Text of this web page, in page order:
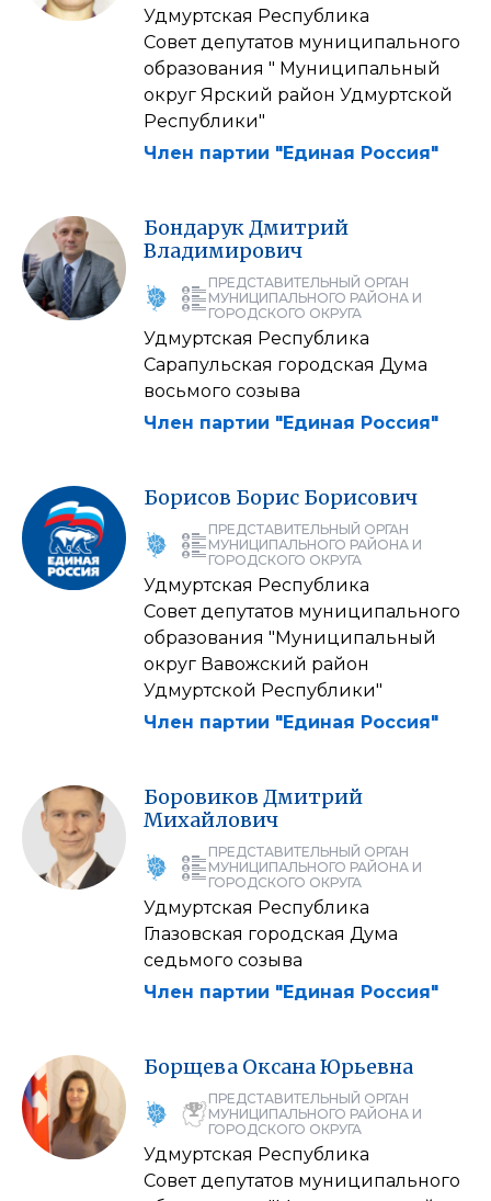
Удмуртская Республика
Совет депутатов муниципального
образования " Муниципальный
округ Ярский район Удмуртской
Республики"
Член партии "Единая Россия"
Бондарук Дмитрий
Владимирович
ПРЕДСТАВИТЕЛЬНЫЙ ОРГАН
МУНИЦИПАЛЬНОГО РАЙОНА И
ГОРОДСКОГО ОКРУГА
Удмуртская Республика
Сарапульская городская Дума
восьмого созыва
Член партии "Единая Россия"
Борисов Борис Борисович
ПРЕДСТАВИТЕЛЬНЫЙ ОРГАН
МУНИЦИПАЛЬНОГО РАЙОНА И
ГОРОДСКОГО ОКРУГА
Удмуртская Республика
Совет депутатов муниципального
образования "Муниципальный
округ Вавожский район
Удмуртской Республики"
Член партии "Единая Россия"
Боровиков Дмитрий
Михайлович
ПРЕДСТАВИТЕЛЬНЫЙ ОРГАН
МУНИЦИПАЛЬНОГО РАЙОНА И
ГОРОДСКОГО ОКРУГА
Удмуртская Республика
Глазовская городская Дума
седьмого созыва
Член партии "Единая Россия"
Борщева Оксана Юрьевна
ПРЕДСТАВИТЕЛЬНЫЙ ОРГАН
МУНИЦИПАЛЬНОГО РАЙОНА И
ГОРОДСКОГО ОКРУГА
Удмуртская Республика
Совет депутатов муниципального